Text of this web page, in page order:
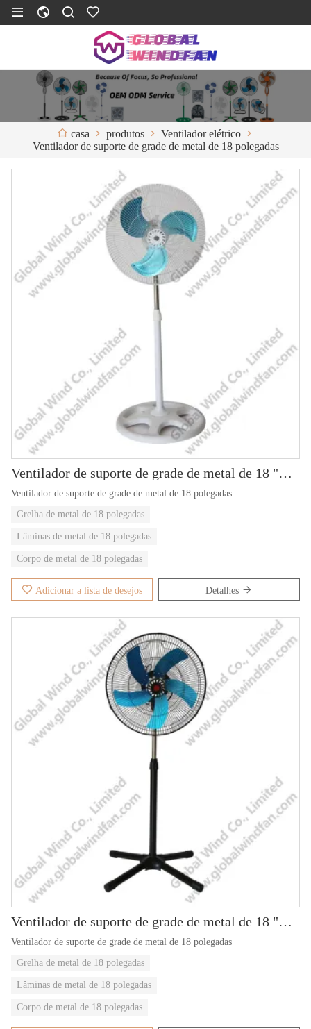
casa produtos
Ventilador elétrico
Ventilador de suporte de grade de metal de 18 polegadas
Ventilador de suporte de grade de metal de 18 "GWFS-81
Ventilador de suporte de grade de metal de 18 polegadas
Grelha de metal de 18 polegadas
Lâminas de metal de 18 polegadas
Corpo de metal de 18 polegadas
Adicionar a lista de desejos Detalhes
Ventilador de suporte de grade de metal de 18 "GWFS-79
Ventilador de suporte de grade de metal de 18 polegadas
Grelha de metal de 18 polegadas
Lâminas de metal de 18 polegadas
Corpo de metal de 18 polegadas